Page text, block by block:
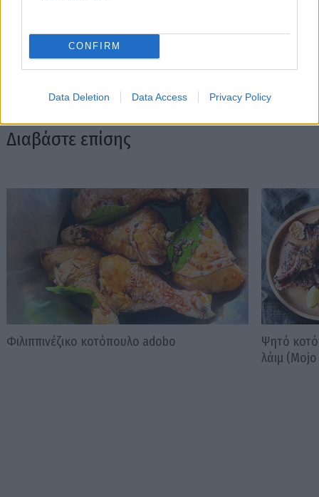
CONFIRM
Data Deletion Data Access Privacy Policy
μαγειρική με ιστορίες και σενάρια.
Διαβάστε επίσης
Φιλιππινέζικο κοτόπουλο adobo
Ψητό
λάιμ